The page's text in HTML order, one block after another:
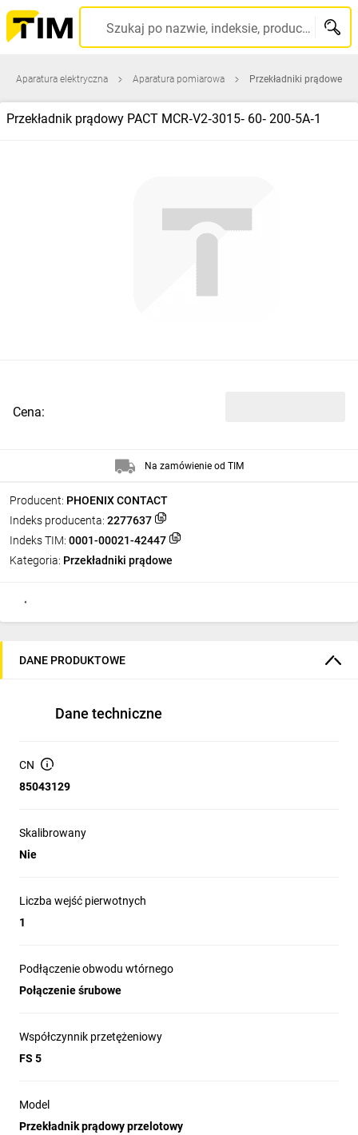
Szukaj po nazwie, indeksie, producencie, kodzie kreskowym...
Aparatura elektryczna Aparatura pomiarowa Przekładniki prądowe
Przekładnik prądowy PACT MCR‑V2‑3015‑ 60‑ 200‑5A‑1
Producent: PHOENIX CONTACT
Indeks producenta: 2277637
Indeks TIM: 0001-00021-42447
Kategoria: Przekładniki prądowe
Cena:
Na zamówienie od TIM
DANE PRODUKTOWE
Dane techniczne
CN
85043129
Skalibrowany
Nie
Liczba wejść pierwotnych
1
Podłączenie obwodu wtórnego
Połączenie śrubowe
Współczynnik przetężeniowy
FS 5
Model
Przekładnik prądowy przelotowy